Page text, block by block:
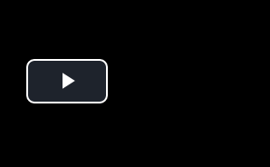
Play Video